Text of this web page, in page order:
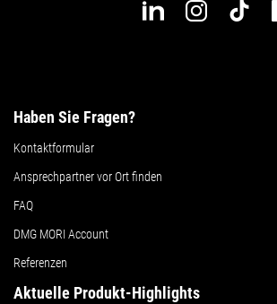
Haben Sie Fragen?
Kontaktformular
Ansprechpartner vor Ort finden
FAQ
DMG MORI Account
Referenzen
Aktuelle Produkt-Highlights